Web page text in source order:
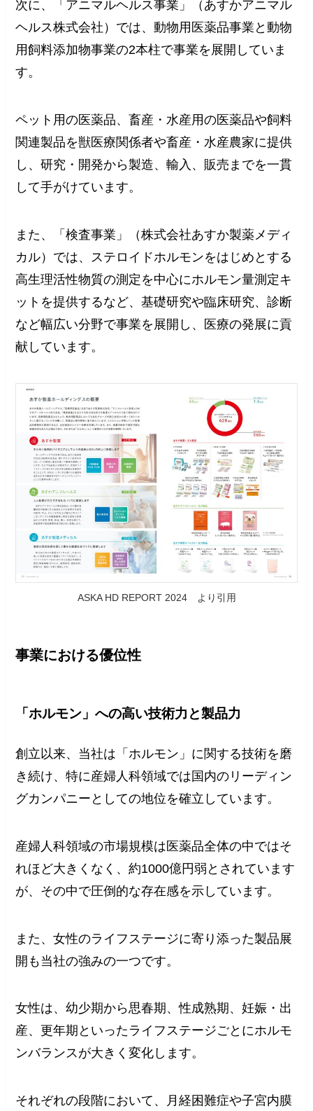
次に、「アニマルヘルス事業」（あすかアニマル
ヘルス株式会社）では、動物用医薬品事業と動物
用飼料添加物事業の2本柱で事業を展開していま
す。
ペット用の医薬品、畜産・水産用の医薬品や飼料
関連製品を獣医療関係者や畜産・水産農家に提供
し、研究・開発から製造、輸入、販売までを一貫
して手がけています。
また、「検査事業」（株式会社あすか製薬メディ
カル）では、ステロイドホルモンをはじめとする
高生理活性物質の測定を中心にホルモン量測定キ
ットを提供するなど、基礎研究や臨床研究、診断
など幅広い分野で事業を展開し、医療の発展に貢
献しています。
ASKA HD REPORT 2024 より引用
事業における優位性
「ホルモン」への高い技術力と製品力
創立以来、当社は「ホルモン」に関する技術を磨
き続け、特に産婦人科領域では国内のリーディン
グカンパニーとしての地位を確立しています。
産婦人科領域の市場規模は医薬品全体の中ではそ
れほど大きくなく、約1000億円弱とされています
が、その中で圧倒的な存在感を示しています。
また、女性のライフステージに寄り添った製品展
開も当社の強みの一つです。
女性は、幼少期から思春期、性成熟期、妊娠・出
産、更年期といったライフステージごとにホルモ
ンバランスが大きく変化します。
それぞれの段階において、月経困難症や子宮内膜